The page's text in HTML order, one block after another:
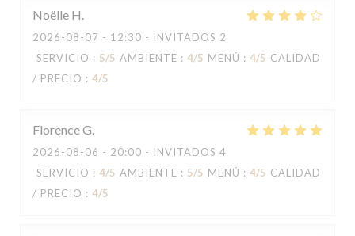
Noëlle H
2026-08-07 - 12:30 - INVITADOS 2
SERVICIO : 5/5 AMBIENTE : 4/5 MENÚ : 4/5 CALIDAD
/ PRECIO : 4/5
FlorenceG
2026-08-06 - 20:00 - INVITADOS 4
SERVICIO : 4/5 AMBIENTE : 5/5 MENÚ : 4/5 CALIDAD
/ PRECIO : 4/5